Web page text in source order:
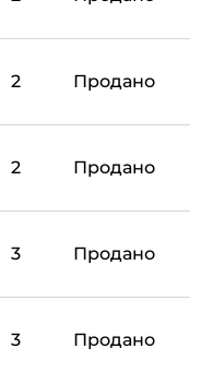
2 Продано
2 Продано
3 Продано
3 Продано